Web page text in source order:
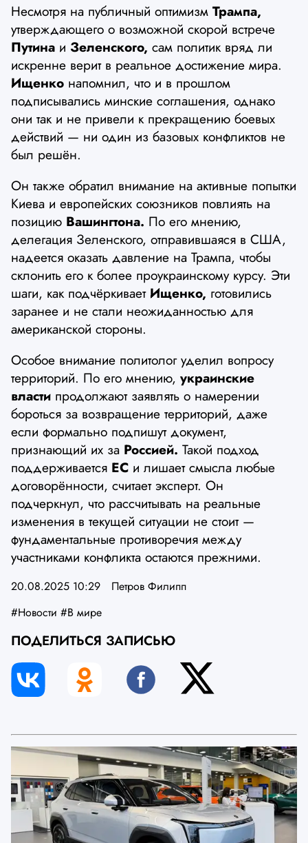
Несмотря на публичный оптимизм Трампа,
утверждающего о возможной скорой встрече
Путина и Зеленского, сам политик вряд ли
искренне верит в реальное достижение мира.
Ищенко напомнил, что и в прошлом
подписывались минские соглашения, однако
они так и не привели к прекращению боевых
действий — ни один из базовых конфликтов не
был решён.
Он также обратил внимание на активные попытки
Киева и европейских союзников повлиять на
позицию Вашингтона. По его мнению,
делегация Зеленского, отправившаяся в США,
надеется оказать давление на Трампа, чтобы
склонить его к более проукраинскому курсу. Эти
шаги, как подчёркивает Ищенко, готовились
заранее и не стали неожиданностью для
американской стороны.
Особое внимание политолог уделил вопросу
территорий. По его мнению, украинские
власти продолжают заявлять о намерении
бороться за возвращение территорий, даже
если формально подпишут документ,
признающий их за Россией. Такой подход
поддерживается ЕС и лишает смысла любые
договорённости, считает эксперт. Он
подчеркнул, что рассчитывать на реальные
изменения в текущей ситуации не стоит —
фундаментальные противоречия между
участниками конфликта остаются прежними.
20.08.2025 10:29
Петров Филипп
#Новости #В мире
ПОДЕЛИТЬСЯ ЗАПИСЬЮ